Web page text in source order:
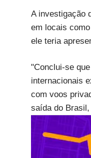
A investigação
em locais
ele teria
"Conclui-se
internacionais
com voos
saída do